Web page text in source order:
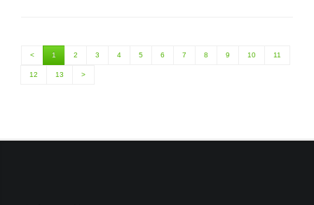
< 1 2 3 4 5 6 7 8 9 10 11
12 13 >